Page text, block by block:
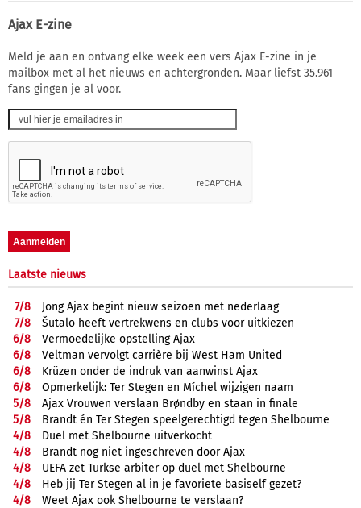
Ajax E-zine
Meld je aan en ontvang elke week een vers Ajax E-zine in je
mailbox met al het nieuws en achtergronden. Maar liefst 35.961
fans gingen je al voor.
Laatste nieuws
7/8
Jong Ajax begint nieuw seizoen met nederlaag
7/8
Šutalo heeft vertrekwens en clubs voor uitkiezen
6/8
Vermoedelijke opstelling Ajax
6/8
Veltman vervolgt carrière bij West Ham United
6/8
Krüzen onder de indruk van aanwinst Ajax
6/8
Opmerkelijk: Ter Stegen en Míchel wijzigen naam
5/8
Ajax Vrouwen verslaan Brøndby en staan in finale
5/8
Brandt én Ter Stegen speelgerechtigd tegen Shelbourne
4/8
Duel met Shelbourne uitverkocht
4/8
Brandt nog niet ingeschreven door Ajax
4/8
UEFA zet Turkse arbiter op duel met Shelbourne
4/8
Heb jij Ter Stegen al in je favoriete basiself gezet?
4/8
Weet Ajax ook Shelbourne te verslaan?